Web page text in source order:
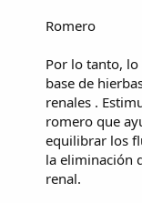
Romero
Por lo tanto,
base de
renales .
romero que
equilibrar los
la eliminación
renal.